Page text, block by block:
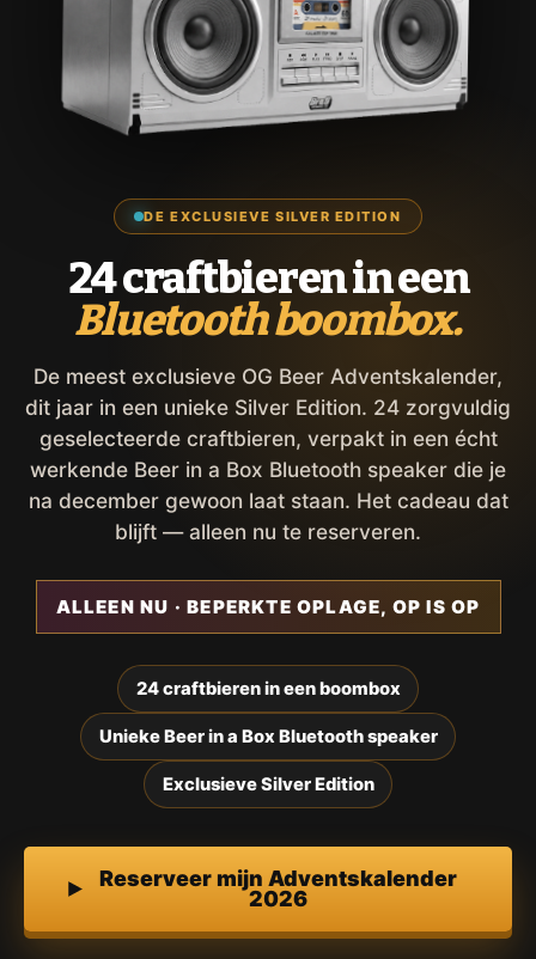
DE EXCLUSIEVE SILVER EDITION
24 craftbieren in een
Bluetooth boombox.
De meest exclusieve OG Beer Adventskalender,
dit jaar in een unieke Silver Edition. 24 zorgvuldig
geselecteerde craftbieren, verpakt in een écht
werkende Beer in a Box Bluetooth speaker die je
na december gewoon laat staan. Het cadeau dat
blijft — alleen nu te reserveren.
ALLEEN NU · BEPERKTE OPLAGE, OP IS OP
24 craftbieren in een boombox
Unieke Beer in a Box Bluetooth speaker
Exclusieve Silver Edition
Reserveer mijn Adventskalender
2026